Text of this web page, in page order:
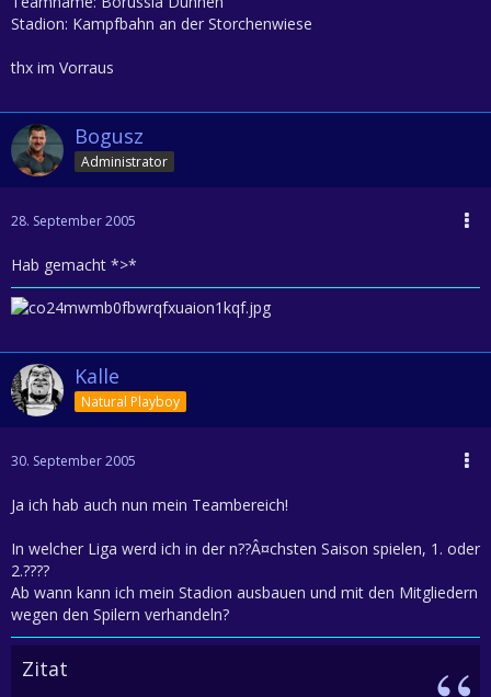
Stadion: Kampfbahn an der Storchenwiese
thx im Vorraus
Bogusz
Administrator
28. September 2005
Hab gemacht *>*
Kalle
Natural Playboy
30. September 2005
Ja ich hab auch nun mein Teambereich!
In welcher Liga werd ich in der n??Â¤chsten Saison spielen, 1. oder
2.????
Ab wann kann ich mein Stadion ausbauen und mit den Mitgliedern
wegen den Spilern verhandeln?
Zitat